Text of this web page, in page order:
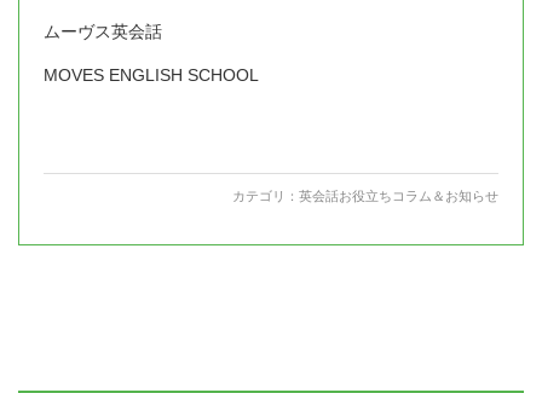
ムーヴス英会話
MOVES ENGLISH SCHOOL
カテゴリ： 英会話お役立ちコラム＆お知らせ